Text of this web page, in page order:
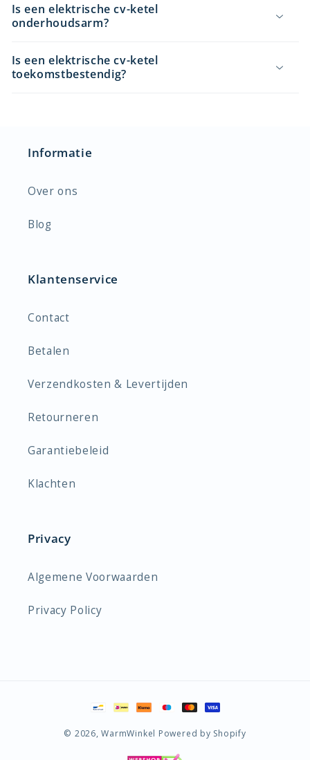
Is een elektrische cv-ketel
onderhoudsarm?
Is een elektrische cv-ketel
toekomstbestendig?
Informatie
Over ons
Blog
Klantenservice
Contact
Betalen
Verzendkosten & Levertijden
Retourneren
Garantiebeleid
Klachten
Privacy
Algemene Voorwaarden
Privacy Policy
Betaalmethoden
© 2026,WarmWinkel Powered by Shopify